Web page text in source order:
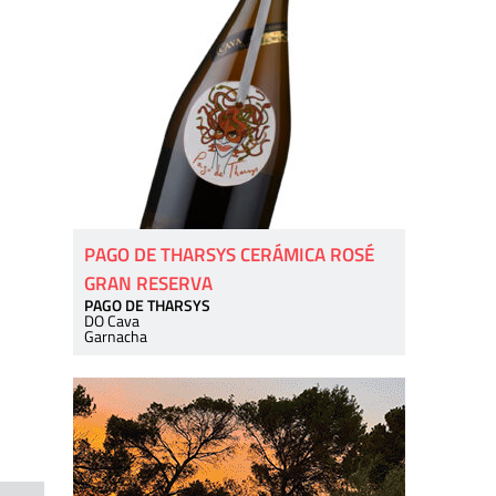
PAGO DE THARSYS CERÁMICA ROSÉ
GRAN RESERVA
PAGO DE THARSYS
DO Cava
Garnacha